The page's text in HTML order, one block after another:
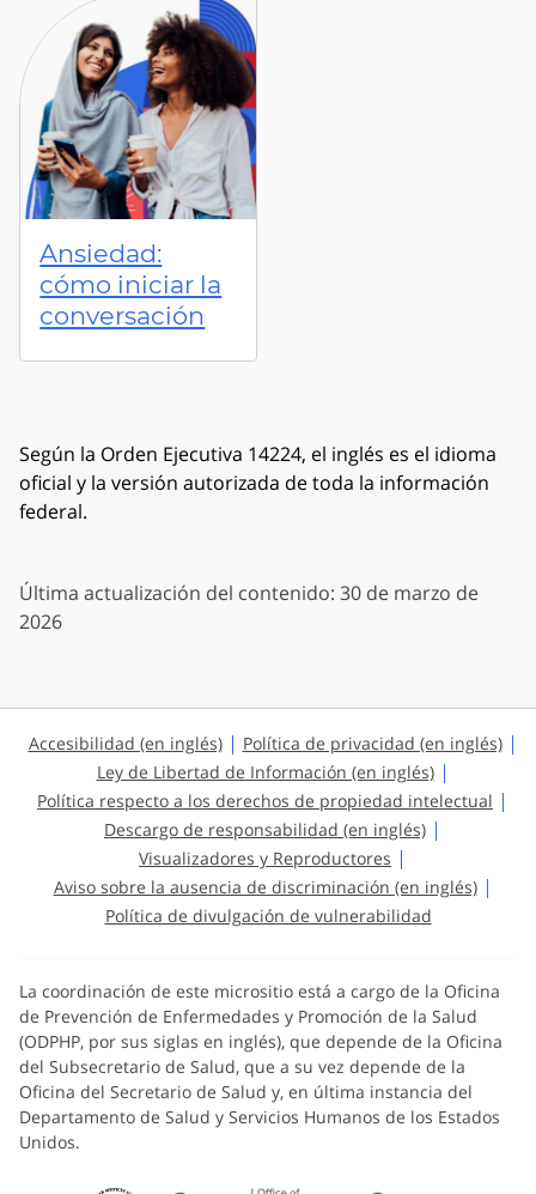
Ansiedad:
cómo iniciar la
conversación
Según la Orden Ejecutiva 14224, el inglés es el idioma
oficial y la versión autorizada de toda la información
federal.
Última actualización del contenido: 30 de marzo de
2026
Accesibilidad (en inglés)
Política de privacidad (en inglés)
Ley de Libertad de Información (en inglés)
Política respecto a los derechos de propiedad intelectual
Descargo de responsabilidad (en inglés)
Visualizadores y Reproductores
Aviso sobre la ausencia de discriminación (en inglés)
Política de divulgación de vulnerabilidad
La coordinación de este micrositio está a cargo de la Oficina
de Prevención de Enfermedades y Promoción de la Salud
(ODPHP, por sus siglas en inglés), que depende de la Oficina
del Subsecretario de Salud, que a su vez depende de la
Oficina del Secretario de Salud y, en última instancia del
Departamento de Salud y Servicios Humanos de los Estados
Unidos.